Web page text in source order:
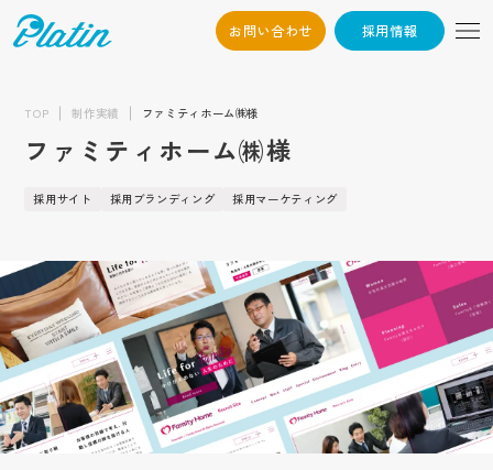
お問い合わせ 採用情報
9794
Tokyo：03-6868-3851
お問い合わせ
トップ
企業情報
会社概要
代表挨拶
お知らせ
TOP 制作実績 ファミティホーム㈱様
ファミティホーム㈱様
採用サイト 採用ブランディング 採用マーケティング